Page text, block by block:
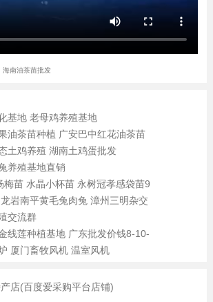
海南油茶苗批发
基地 老母鸡养殖基地
油茶苗种植 广安巴中红花油茶苗
土鸡养殖 湖南土鸡蛋批发
养殖基地直销
梅苗 水晶小杯苗 永树冠孝感袋苗9
岩南平黄毛兔肉兔 漳州三明杂交
交流群
线莲种植基地 广东批发价钱8-10-
厦门畜牧风机 温室风机
店(百度爱采购平台店铺)